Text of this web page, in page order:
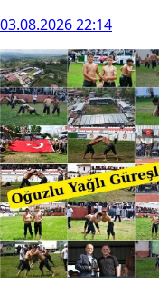
03.08.2026 22:14